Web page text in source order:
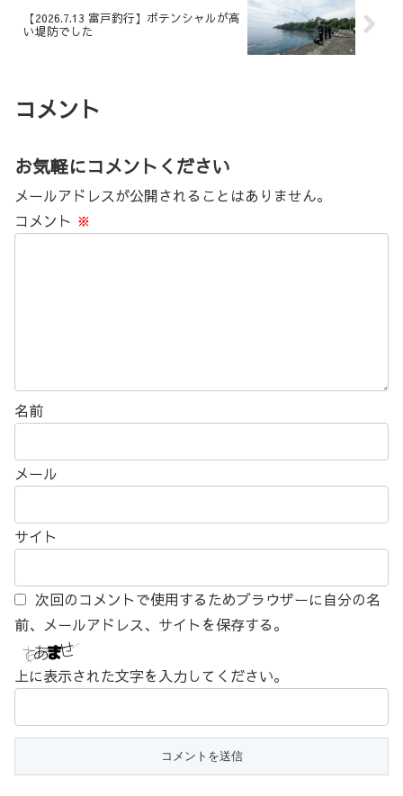
【2026.7.13 富戸釣行】ポテンシャルが高
い堤防でした
コメント
お気軽にコメントください
メールアドレスが公開されることはありません。
コメント ※
名前
メール
サイト
次回のコメントで使用するためブラウザーに自分の名
前、メールアドレス、サイトを保存する。
上に表示された文字を入力してください。